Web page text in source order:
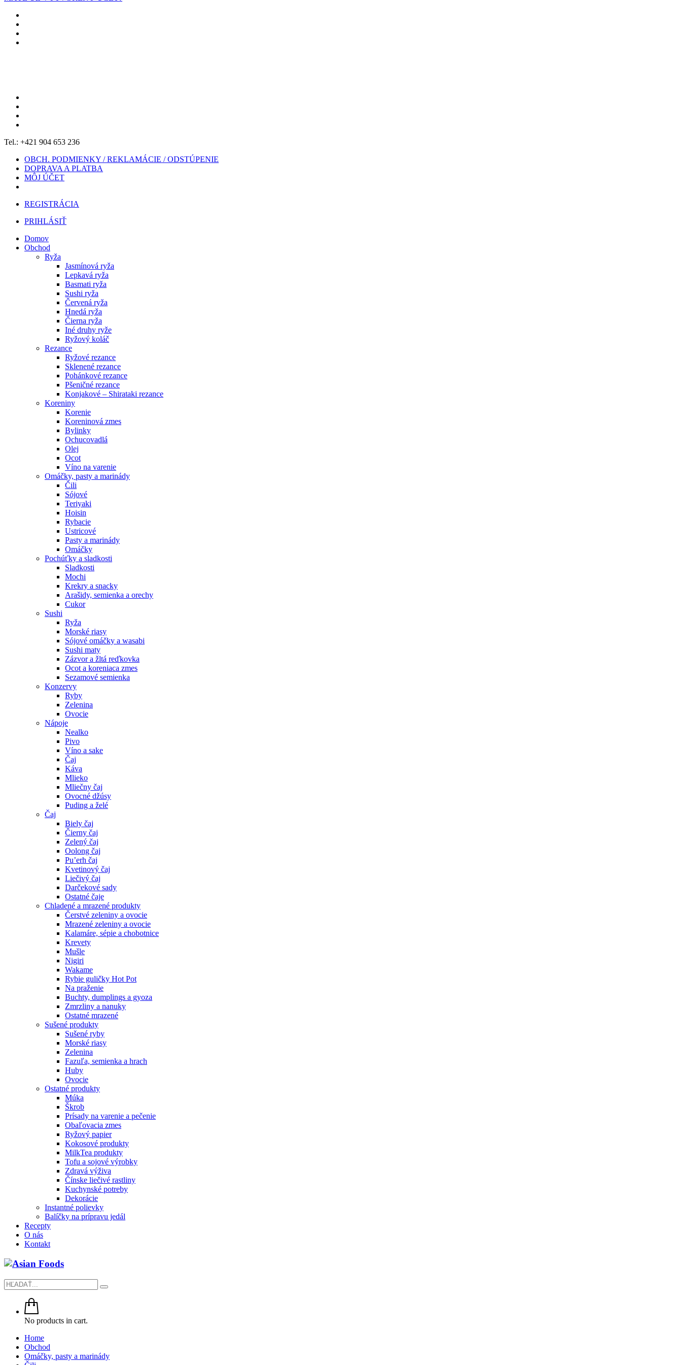
Tel.: +421 904 653 236
OBCH. PODMIENKY / REKLAMÁCIE / ODSTÚPENIE
DOPRAVA A PLATBA
MÔJ ÚČET
REGISTRÁCIA
PRIHLÁSIŤ
Domov
Obchod
Ryža
Jasmínová ryža
Lepkavá ryža
Basmati ryža
Sushi ryža
Červená ryža
Hnedá ryža
Čierna ryža
Iné druhy ryže
Ryžový koláč
Rezance
Ryžové rezance
Sklenené rezance
Pohánkové rezance
Pšeničné rezance
Konjakové – Shirataki rezance
Koreniny
Korenie
Koreninová zmes
Bylinky
Ochucovadlá
Olej
Ocot
Víno na varenie
Omáčky, pasty a marinády
Čili
Sójové
Teriyaki
Hoisin
Rybacie
Ustricové
Pasty a marinády
Omáčky
Pochúťky a sladkosti
Sladkosti
Mochi
Krekry a snacky
Arašidy, semienka a orechy
Cukor
Sushi
Ryža
Morské riasy
Sójové omáčky a wasabi
Sushi maty
Zázvor a žltá reďkovka
Ocot a koreniaca zmes
Sezamové semienka
Konzervy
Ryby
Zelenina
Ovocie
Nápoje
Nealko
Pivo
Víno a sake
Čaj
Káva
Mlieko
Mliečny čaj
Ovocné džúsy
Puding a želé
Čaj
Biely čaj
Čierny čaj
Zelený čaj
Oolong čaj
Pu’erh čaj
Kvetinový čaj
Liečivý čaj
Darčekové sady
Ostatné čaje
Chladené a mrazené produkty
Čerstvé zeleniny a ovocie
Mrazené zeleniny a ovocie
Kalamáre, sépie a chobotnice
Krevety
Mušle
Nigiri
Wakame
Rybie guličky Hot Pot
Na praženie
Buchty, dumplings a gyoza
Zmrzliny a nanuky
Ostatné mrazené
Sušené produkty
Sušené ryby
Morské riasy
Zelenina
Fazuľa, semienka a hrach
Huby
Ovocie
Ostatné produkty
Múka
Škrob
Prísady na varenie a pečenie
Obaľovacia zmes
Ryžový papier
Kokosové produkty
MilkTea produkty
Tofu a sojové výrobky
Zdravá výživa
Čínske liečivé rastliny
Kuchynské potreby
Dekorácie
Instantné polievky
Balíčky na prípravu jedál
Recepty
O nás
Kontakt
No products in cart.
Home
Obchod
Omáčky, pasty a marinády